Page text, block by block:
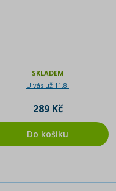
SKLADEM
U vás už 11.8.
289 Kč
Do košíku